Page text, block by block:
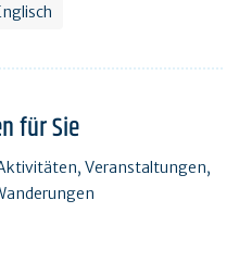
für Sie
Veranstaltungen,